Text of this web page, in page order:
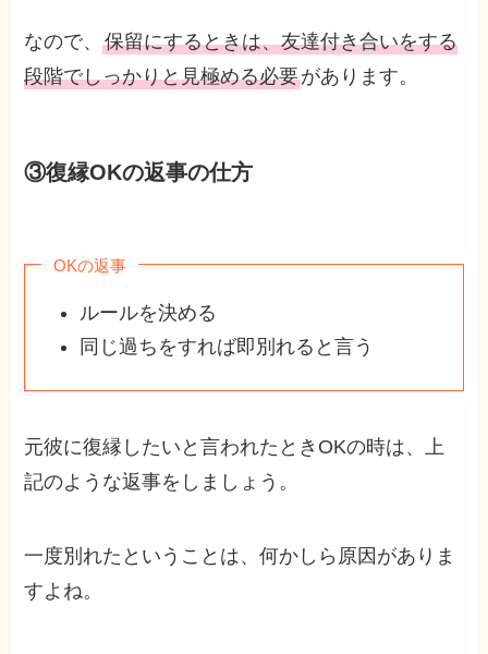
なので、保留にするときは、友達付き合いをする
段階でしっかりと見極める必要があります。
③復縁OKの返事の仕方
OKの返事
ルールを決める
同じ過ちをすれば即別れると言う
元彼に復縁したいと言われたときOKの時は、上
記のような返事をしましょう。
一度別れたということは、何かしら原因がありま
すよね。